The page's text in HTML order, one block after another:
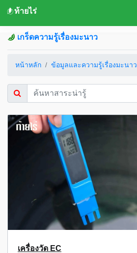
ท้ายไร่
เกร็ดความรู้เรื่องมะนาว
หน้าหลัก ข้อมูลและความรู้เรื่องมะนาว
เครื่องวัด EC